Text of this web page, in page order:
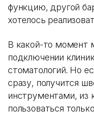
функцию, другой
хотелось
В какой-то момент
подключении
стоматологий. Но
сразу, получится
инструментами, из
пользоваться